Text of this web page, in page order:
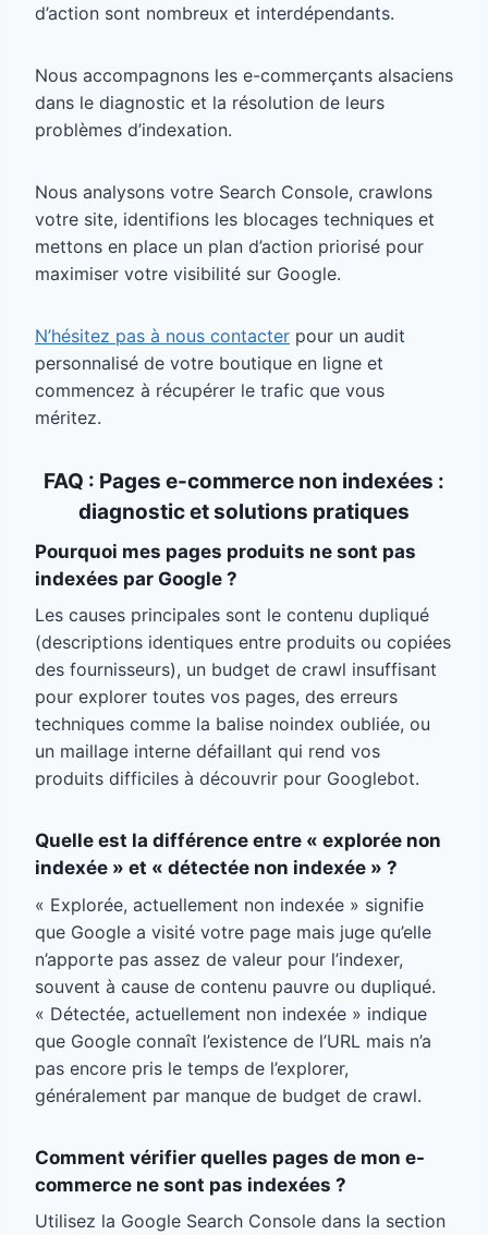
d’action sont nombreux et interdépendants.
Nous accompagnons les e-commerçants alsaciens
dans le diagnostic et la résolution de leurs
problèmes d’indexation.
Nous analysons votre Search Console, crawlons
votre site, identifions les blocages techniques et
mettons en place un plan d’action priorisé pour
maximiser votre visibilité sur Google.
N’hésitez pas à nous contacter pour un audit
personnalisé de votre boutique en ligne et
commencez à récupérer le trafic que vous
méritez.
FAQ : Pages e-commerce non indexées :
diagnostic et solutions pratiques
Pourquoi mes pages produits ne sont pas
indexées par Google ?
Les causes principales sont le contenu dupliqué
(descriptions identiques entre produits ou copiées
des fournisseurs), un budget de crawl insuffisant
pour explorer toutes vos pages, des erreurs
techniques comme la balise noindex oubliée, ou
un maillage interne défaillant qui rend vos
produits difficiles à découvrir pour Googlebot.
Quelle est la différence entre « explorée non
indexée » et « détectée non indexée » ?
« Explorée, actuellement non indexée » signifie
que Google a visité votre page mais juge qu’elle
n’apporte pas assez de valeur pour l’indexer,
souvent à cause de contenu pauvre ou dupliqué.
« Détectée, actuellement non indexée » indique
que Google connaît l’existence de l’URL mais n’a
pas encore pris le temps de l’explorer,
généralement par manque de budget de crawl.
Comment vérifier quelles pages de mon e-
commerce ne sont pas indexées ?
Utilisez la Google Search Console dans la section